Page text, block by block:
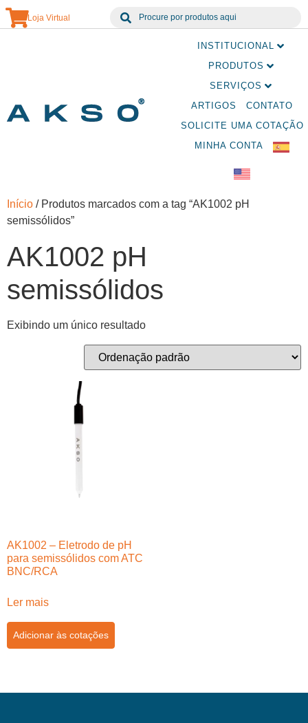
Loja Virtual
INSTITUCIONAL
PRODUTOS
SERVIÇOS
ARTIGOS
CONTATO
SOLICITE UMA COTAÇÃO
MINHA CONTA
Início / Produtos marcados com a tag “AK1002 pH
semissólidos”
AK1002 pH
semissólidos
Exibindo um único resultado
AK1002 – Eletrodo de pH
para semissólidos com ATC
BNC/RCA
Ler mais
Adicionar às cotações